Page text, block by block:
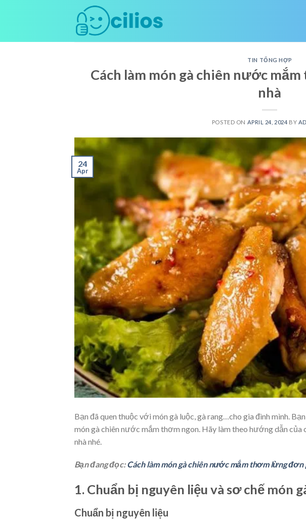
TIN TỔNG HỢP
Cách làm món gà chiên nước
nhà
POSTED ON APRIL 24, 2024 BY
24
Apr
Bạn đã quen thuộc với món gà luộc, gà rang…cho gia đình mình.
món gà chiên nước mắm thơm ngon. Hãy làm theo hướng dẫn của
nhà nhé.
Bạn đang đọc:Cách làm món gà chiên nước mắm thơm lừng đơn
1. Chuẩn bị nguyên liệu và sơ chế món
Chuẩn bị nguyên liệu